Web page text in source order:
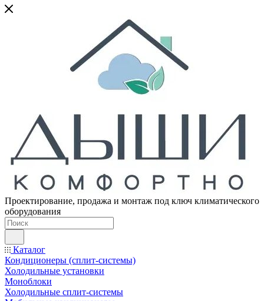
Проектирование, продажа и монтаж под ключ климатического
оборудования
Каталог
Кондиционеры (сплит-системы)
Холодильные установки
Моноблоки
Холодильные сплит-системы